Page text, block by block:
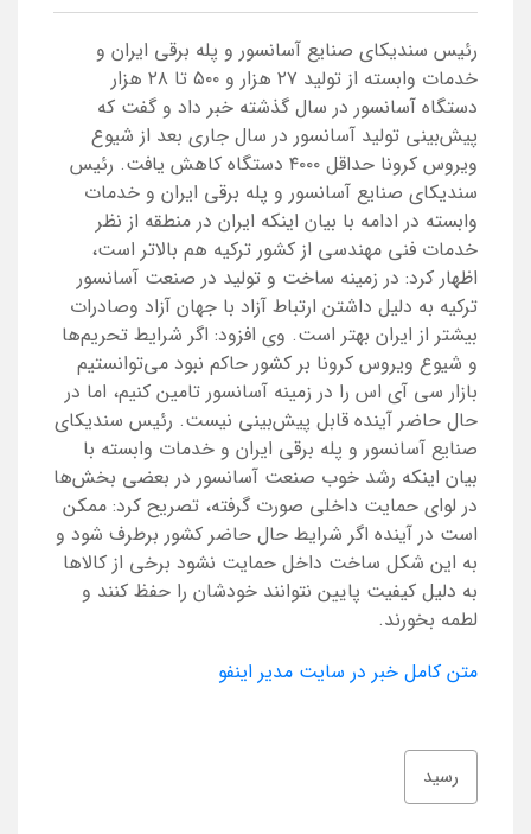
رئیس سندیکای صنایع آسانسور و پله برقی ایران و
خدمات وابسته از تولید ۲۷ هزار و ۵۰۰ تا ۲۸ هزار
دستگاه آسانسور در سال گذشته خبر داد و گفت که
پیش‌بینی تولید آسانسور در سال جاری بعد از شیوع
ویروس کرونا حداقل ۴۰۰۰ دستگاه کاهش یافت. رئیس
سندیکای صنایع آسانسور و پله برقی ایران و خدمات
وابسته در ادامه با بیان اینکه ایران در منطقه از نظر
خدمات فنی مهندسی از کشور ترکیه هم بالاتر است،
اظهار کرد: در زمینه ساخت و تولید در صنعت آسانسور
ترکیه به دلیل داشتن ارتباط آزاد با جهان آزاد وصادرات
بیشتر از ایران بهتر است. وی افزود: اگر شرایط تحریم‌ها
و شیوع ویروس کرونا بر کشور حاکم نبود می‌توانستیم
بازار سی آی اس را در زمینه آسانسور تامین کنیم، اما در
حال حاضر آینده قابل پیش‌بینی نیست. رئیس سندیکای
صنایع آسانسور و پله برقی ایران و خدمات وابسته با
بیان اینکه رشد خوب صنعت آسانسور در بعضی بخش‌ها
در لوای حمایت داخلی صورت گرفته، تصریح کرد: ممکن
است در آینده اگر شرایط حال حاضر کشور برطرف شود و
به این شکل ساخت داخل حمایت نشود برخی از کالاها
به دلیل کیفیت پایین نتوانند خودشان را حفظ کنند و
لطمه بخورند.
متن کامل خبر در سایت مدیر اینفو
رسید